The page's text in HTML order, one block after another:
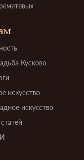
Кусково
искусство
искусство